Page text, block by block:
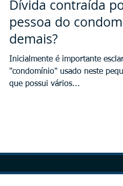
Dívida contraída
pessoa do
demais?
Inicialmente é importante
"condomínio" usado neste
que possui vários...